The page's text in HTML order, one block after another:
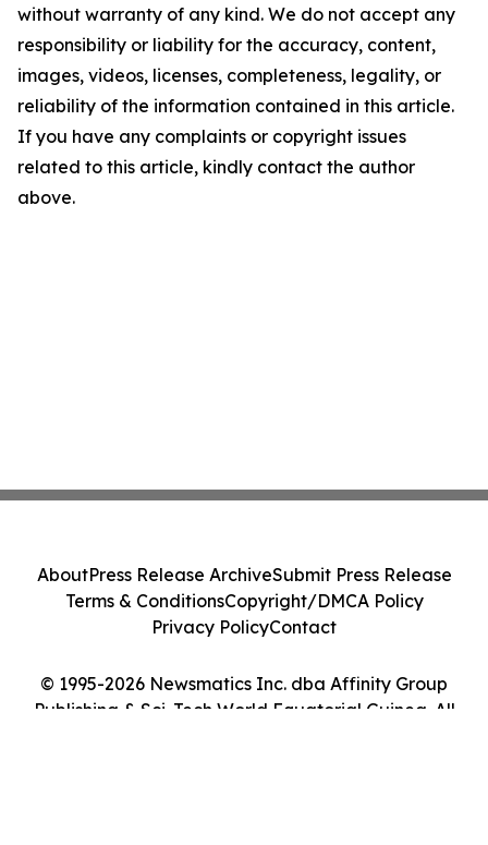
without warranty of any kind. We do not accept any
responsibility or liability for the accuracy, content,
images, videos, licenses, completeness, legality, or
reliability of the information contained in this article.
If you have any complaints or copyright issues
related to this article, kindly contact the author
above.
© 1995-2026 Newsmatics Inc. dba Affinity Group
Publishing & Sci-Tech World Equatorial Guinea. All
AboutPress Release ArchiveSubmit Press Release
Terms & ConditionsCopyright/DMCA Policy
Privacy PolicyContact